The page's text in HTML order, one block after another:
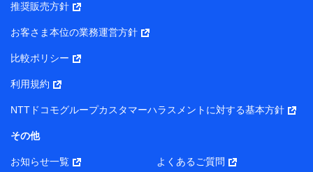
所・代表者名】
り）
株式会社NTTドコモ・フィナンシャルグループ 代表取締役
社長 廣井 孝史
東京都中央区日本橋人形町2-14-10 アーバンネット日本橋
株式会社ドコモ・インシュアランス 代表取締役社長 吉
推奨販売方針
お客さま本位の業務運営方針
比較ポリシー
利用規約
NTTドコモグループカスタマーハラスメントに対する基本方針
その他
お知らせ一覧 よくあるご質問